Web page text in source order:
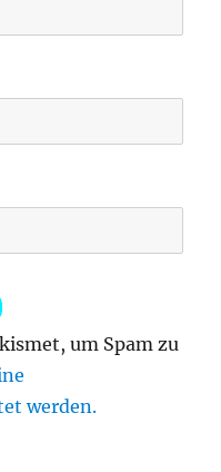
um Spam zu
werden.